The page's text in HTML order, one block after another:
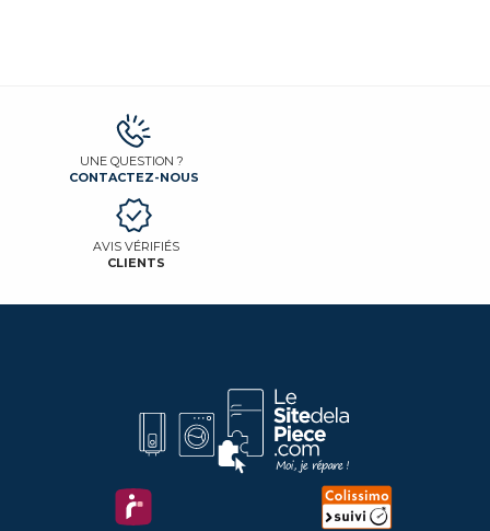
UNE QUESTION ?
CONTACTEZ-NOUS
AVIS VÉRIFIÉS
CLIENTS